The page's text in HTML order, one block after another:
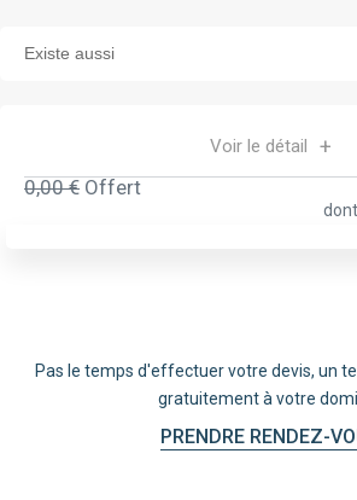
Voir le détail
0,00 € Offert
dont
Pas le temps d'effectuer votre devis, un
gratuitement à votre
PRENDRE RENDEZ-